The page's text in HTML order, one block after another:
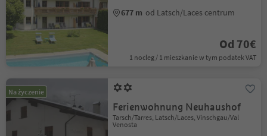
677 m od Latsch/Laces centrum
Od 70€
1 nocleg / 1 mieszkanie w tym podatek VAT
Na życzenie
Ferienwohnung Neuhaushof
Tarsch/Tarres, Latsch/Laces, Vinschgau/Val
Venosta